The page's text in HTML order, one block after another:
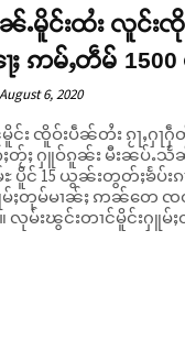
ႉမိူင်းထႆး လူင်းၸို
ဢမ်ႇတဵမ် 1500
August 6, 2020
င်း ၸိူဝ်းပဵၼ်တႆး ၵႂႃႇႁႃ
ႈတႂ်ႈ ႁူဝ်ၵူၼ်း မီးၼပ်ႉ
ပိူင် 15 ယွၼ်းတွတ်ႈၶႅပ်း
ႈတုမ်မၢၼ်ႈ ဢၼ်တေ ၸတ်
း